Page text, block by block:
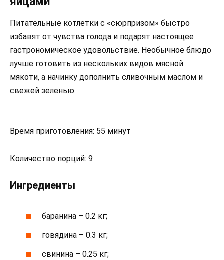
Питательные котлетки с «сюрпризом» быстро
избавят от чувства голода и подарят настоящее
гастрономическое удовольствие. Необычное блюдо
лучше готовить из нескольких видов мясной
мякоти, а начинку дополнить сливочным маслом и
свежей зеленью.
Время приготовления: 55 минут
Количество порций: 9
Ингредиенты
баранина – 0.2 кг;
говядина – 0.3 кг;
свинина – 0.25 кг;